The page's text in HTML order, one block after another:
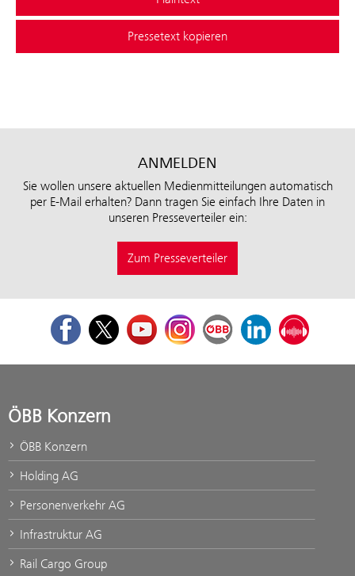
Pressetext kopieren
ANMELDEN
Sie wollen unsere aktuellen Medienmitteilungen automatisch
per E-Mail erhalten? Dann tragen Sie einfach Ihre Daten in
unseren Presseverteiler ein:
Zum Presseverteiler
FacebookTwitterYoutubeInstagramÖBB Corporate Blog
LinkedInPodcast
ÖBB Konzern
ÖBB Konzern
Holding AG
Personenverkehr AG
Infrastruktur AG
Rail Cargo Group